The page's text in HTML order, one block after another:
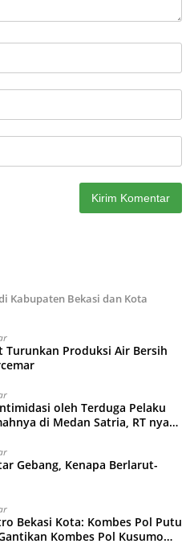
Kabupaten Bekasi dan Kota
Produksi Air Bersih
oleh Terduga Pelaku
di Medan Satria, RT nya
Gebang, Kenapa Berlarut-
Bekasi Kota: Kombes Pol Putu
Kombes Pol Kusumo